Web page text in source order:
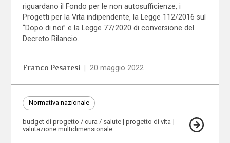
riguardano il Fondo per le non autosufficienze, i
Progetti per la Vita indipendente, la Legge 112/2016 sul
“Dopo di noi” e la Legge 77/2020 di conversione del
Decreto Rilancio.
Franco Pesaresi 20 maggio 2022
Normativa nazionale
budget di progetto / cura / salute
progetto di vita
valutazione multidimensionale